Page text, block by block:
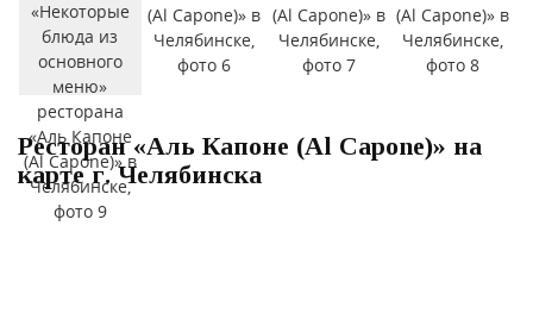
Ресторан «Аль Капоне (Al Capone)» на
карте г. Челябинска